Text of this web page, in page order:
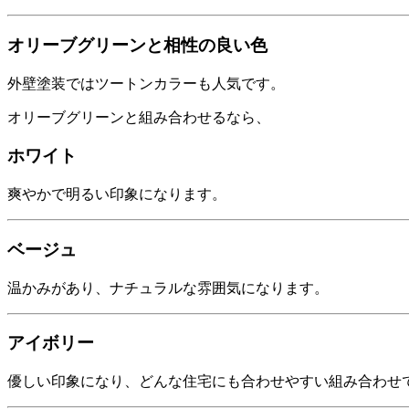
オリーブグリーンと相性の良い色
外壁塗装ではツートンカラーも人気です。
オリーブグリーンと組み合わせるなら、
ホワイト
爽やかで明るい印象になります。
ベージュ
温かみがあり、ナチュラルな雰囲気になります。
アイボリー
優しい印象になり、どんな住宅にも合わせやすい組み合わせ